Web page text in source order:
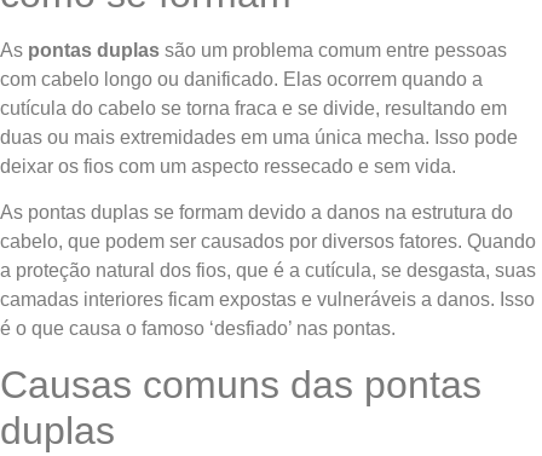
As pontas duplas são um problema comum entre pessoas
com cabelo longo ou danificado. Elas ocorrem quando a
cutícula do cabelo se torna fraca e se divide, resultando em
duas ou mais extremidades em uma única mecha. Isso pode
deixar os fios com um aspecto ressecado e sem vida.
As pontas duplas se formam devido a danos na estrutura do
cabelo, que podem ser causados por diversos fatores. Quando
a proteção natural dos fios, que é a cutícula, se desgasta, suas
camadas interiores ficam expostas e vulneráveis a danos. Isso
é o que causa o famoso ‘desfiado’ nas pontas.
Causas comuns das pontas
duplas